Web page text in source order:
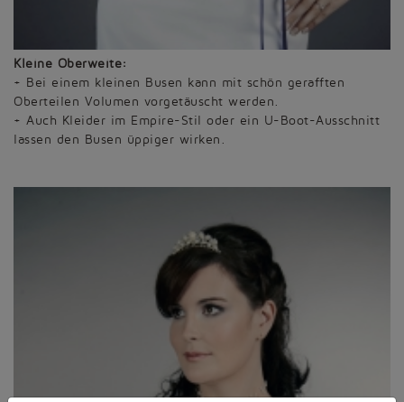
Kleine Oberweite:
+ Bei einem kleinen Busen kann mit schön gerafften
Oberteilen Volumen vorgetäuscht werden.
+ Auch Kleider im Empire-Stil oder ein U-Boot-Ausschnitt
lassen den Busen üppiger wirken.